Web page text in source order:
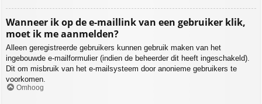
Wanneer ik op de e-maillink van een gebruiker klik,
moet ik me aanmelden?
Alleen geregistreerde gebruikers kunnen gebruik maken van het
ingebouwde e-mailformulier (indien de beheerder dit heeft ingeschakeld).
Dit om misbruik van het e-mailsysteem door anonieme gebruikers te
voorkomen.
Omhoog